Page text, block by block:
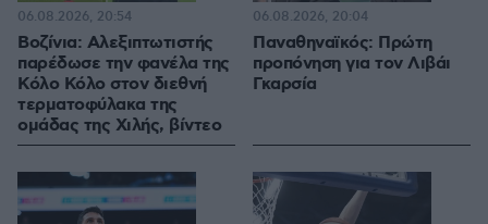
Βοζίνια: Αλεξιπτωτιστής
παρέδωσε την φανέλα της
Κόλο Κόλο στον διεθνή
τερματοφύλακα της
ομάδας της Χιλής, βίντεο
06.08.2026, 20:54
Παναθηναϊκός: Πρώτη
προπόνηση για τον Λιβάι
Γκαρσία
06.08.2026, 20:04